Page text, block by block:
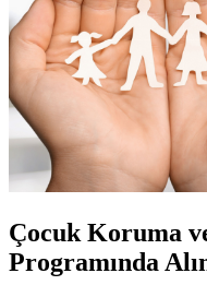
Çocuk Koruma
Programında